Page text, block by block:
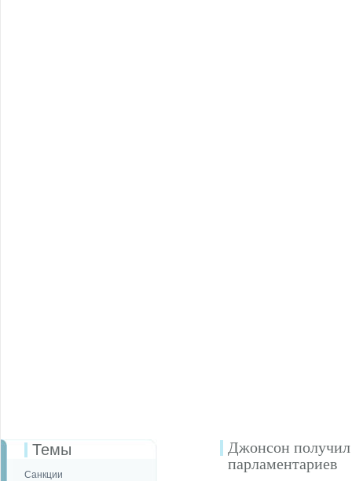
Темы
Санкции
Джонсон получил
парламентариев